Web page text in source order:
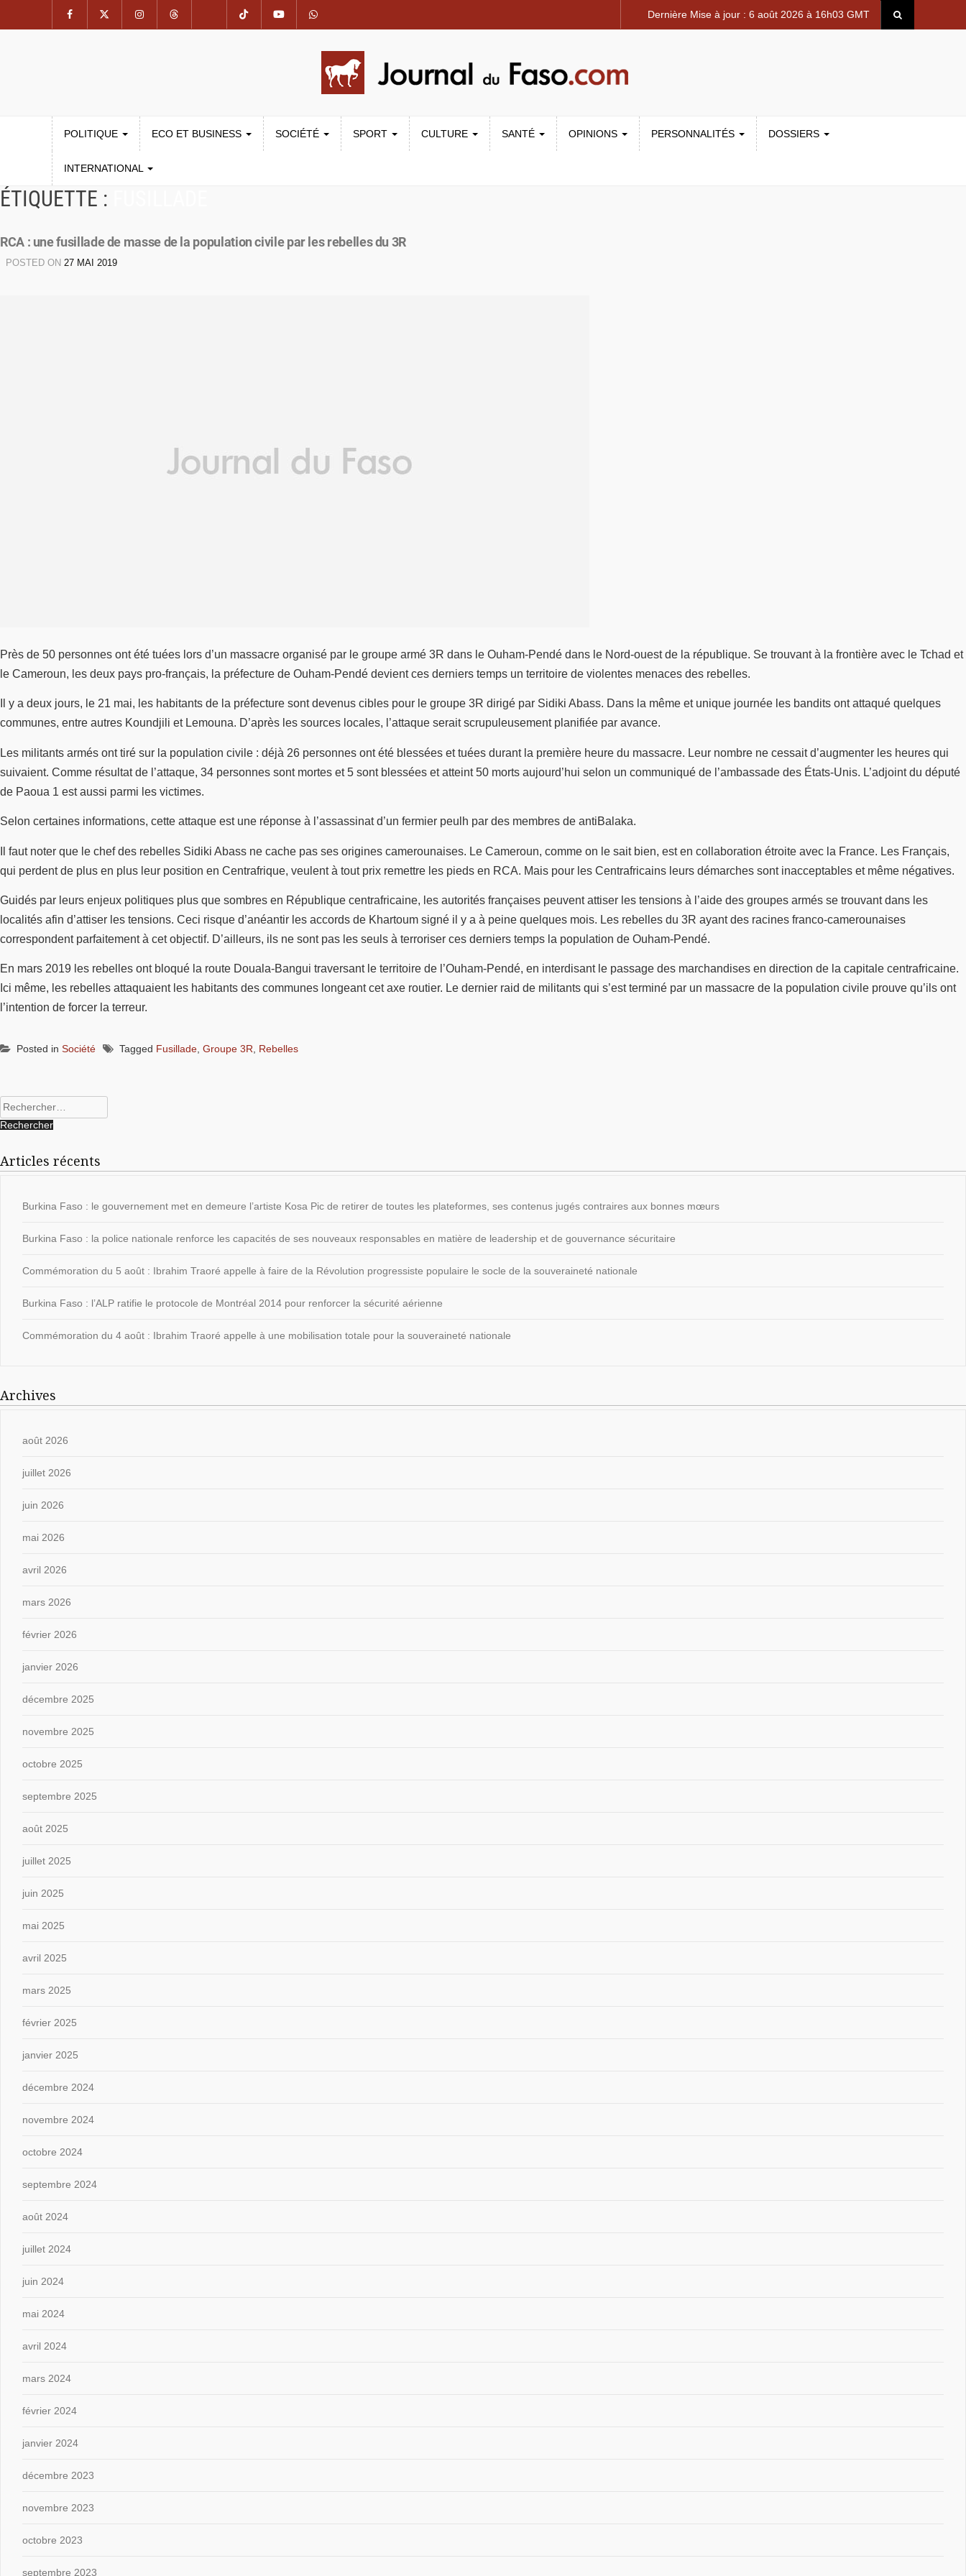
Dernière Mise à jour : 6 août 2026 à 16h03 GMT
POLITIQUE ECO ET BUSINESS SOCIÉTÉ SPORT CULTURE SANTÉ OPINIONS PERSONNALITÉS DOSSIERS
INTERNATIONAL
ÉTIQUETTE :
RCA : une fusillade de masse de la population civile par les rebelles du 3R
POSTED ON 27 MAI 2019
Près de 50 personnes ont été tuées lors d’un massacre organisé par le groupe armé 3R dans le Ouham-Pendé dans le Nord-ouest de la république. Se trouvant à la frontière avec le Tchad et
le Cameroun, les deux pays pro-français, la préfecture de Ouham-Pendé devient ces derniers temps un territoire de violentes menaces des rebelles.
Il y a deux jours, le 21 mai, les habitants de la préfecture sont devenus cibles pour le groupe 3R dirigé par Sidiki Abass. Dans la même et unique journée les bandits ont attaqué quelques
communes, entre autres Koundjili et Lemouna. D’après les sources locales, l’attaque serait scrupuleusement planifiée par avance.
Les militants armés ont tiré sur la population civile : déjà 26 personnes ont été blessées et tuées durant la première heure du massacre. Leur nombre ne cessait d’augmenter les heures qui
suivaient. Comme résultat de l’attaque, 34 personnes sont mortes et 5 sont blessées et atteint 50 morts aujourd’hui selon un communiqué de l’ambassade des États-Unis. L’adjoint du député
de Paoua 1 est aussi parmi les victimes.
Selon certaines informations, cette attaque est une réponse à l’assassinat d’un fermier peulh par des membres de antiBalaka.
Il faut noter que le chef des rebelles Sidiki Abass ne cache pas ses origines camerounaises. Le Cameroun, comme on le sait bien, est en collaboration étroite avec la France. Les Français,
qui perdent de plus en plus leur position en Centrafrique, veulent à tout prix remettre les pieds en RCA. Mais pour les Centrafricains leurs démarches sont inacceptables et même négatives.
Guidés par leurs enjeux politiques plus que sombres en République centrafricaine, les autorités françaises peuvent attiser les tensions à l’aide des groupes armés se trouvant dans les
localités afin d’attiser les tensions. Ceci risque d’anéantir les accords de Khartoum signé il y a à peine quelques mois. Les rebelles du 3R ayant des racines franco-camerounaises
correspondent parfaitement à cet objectif. D’ailleurs, ils ne sont pas les seuls à terroriser ces derniers temps la population de Ouham-Pendé.
En mars 2019 les rebelles ont bloqué la route Douala-Bangui traversant le territoire de l’Ouham-Pendé, en interdisant le passage des marchandises en direction de la capitale centrafricaine.
Ici même, les rebelles attaquaient les habitants des communes longeant cet axe routier. Le dernier raid de militants qui s’est terminé par un massacre de la population civile prouve qu’ils ont
l’intention de forcer la terreur.
Posted in Société Tagged Fusillade Groupe 3R Rebelles
Rechercher :
Articles récents
Burkina Faso : le gouvernement met en demeure l’artiste Kosa Pic de retirer de toutes les plateformes, ses contenus jugés contraires aux bonnes mœurs
Burkina Faso : la police nationale renforce les capacités de ses nouveaux responsables en matière de leadership et de gouvernance sécuritaire
Commémoration du 5 août : Ibrahim Traoré appelle à faire de la Révolution progressiste populaire le socle de la souveraineté nationale
Burkina Faso : l’ALP ratifie le protocole de Montréal 2014 pour renforcer la sécurité aérienne
Commémoration du 4 août : Ibrahim Traoré appelle à une mobilisation totale pour la souveraineté nationale
Archives
août 2026
juillet 2026
juin 2026
mai 2026
avril 2026
mars 2026
février 2026
janvier 2026
décembre 2025
novembre 2025
octobre 2025
septembre 2025
août 2025
juillet 2025
juin 2025
mai 2025
avril 2025
mars 2025
février 2025
janvier 2025
décembre 2024
novembre 2024
octobre 2024
septembre 2024
août 2024
juillet 2024
juin 2024
mai 2024
avril 2024
mars 2024
février 2024
janvier 2024
décembre 2023
novembre 2023
octobre 2023
septembre 2023